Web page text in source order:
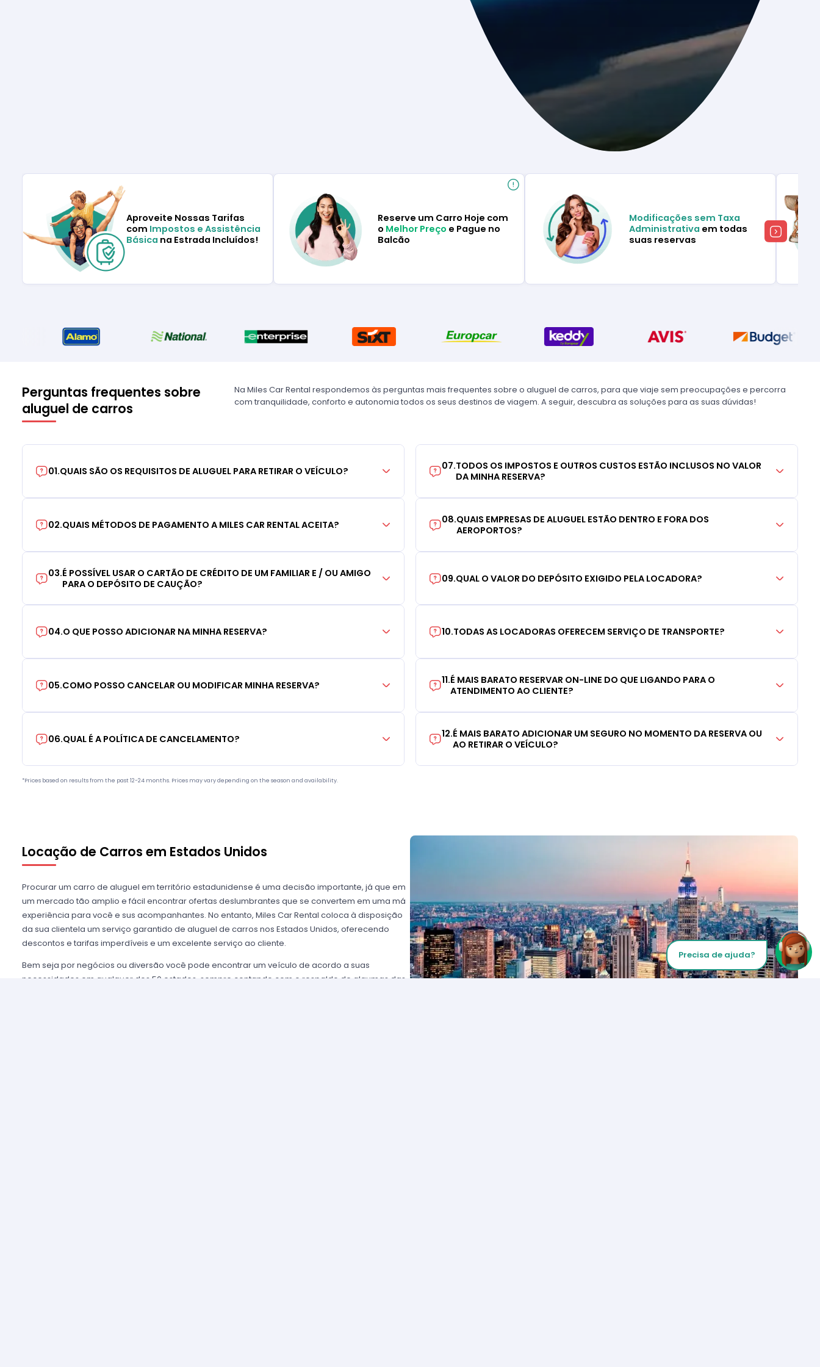
Aproveite Nossas Tarifas
com Impostos e Assistência
Básica na Estrada Incluídos!
Reserve um Carro Hoje com
o Melhor Preço e Pague no
Balcão
Modificações sem Taxa
Administrativa em todas
suas reservas
Perguntas frequentes sobre
aluguel de carros
Na Miles Car Rental respondemos às perguntas mais frequentes sobre o aluguel de carros, para que viaje sem preocupações e percorra
com tranquilidade, conforto e autonomia todos os seus destinos de viagem. A seguir, descubra as soluções para as suas dúvidas!
01.QUAIS SÃO OS REQUISITOS DE ALUGUEL PARA RETIRAR O VEÍCULO?
02.QUAIS MÉTODOS DE PAGAMENTO A MILES CAR RENTAL ACEITA?
03.É POSSÍVEL USAR O CARTÃO DE CRÉDITO DE UM FAMILIAR E / OU AMIGO
PARA O DEPÓSITO DE CAUÇÃO?
04.O QUE POSSO ADICIONAR NA MINHA RESERVA?
05.COMO POSSO CANCELAR OU MODIFICAR MINHA RESERVA?
06.QUAL É A POLÍTICA DE CANCELAMENTO?
07.TODOS OS IMPOSTOS E OUTROS CUSTOS ESTÃO INCLUSOS NO VALOR
DA MINHA RESERVA?
08.QUAIS EMPRESAS DE ALUGUEL ESTÃO DENTRO E FORA DOS
AEROPORTOS?
09.QUAL O VALOR DO DEPÓSITO EXIGIDO PELA LOCADORA?
10.TODAS AS LOCADORAS OFERECEM SERVIÇO DE TRANSPORTE?
11.É MAIS BARATO RESERVAR ON-LINE DO QUE LIGANDO PARA O
ATENDIMENTO AO CLIENTE?
12.É MAIS BARATO ADICIONAR UM SEGURO NO MOMENTO DA RESERVA OU
AO RETIRAR O VEÍCULO?
*Prices based on results from the past 12-24 months. Prices may vary depending on the season and availability.
Precisa de ajuda?
Locação de Carros em Estados Unidos
Procurar um carro de aluguel em território estadunidense é uma decisão importante, já que em
um mercado tão amplio e fácil encontrar ofertas deslumbrantes que se convertem em uma má
experiência para você e sus acompanhantes. No entanto, Miles Car Rental coloca à disposição
da sua clientela um serviço garantido de aluguel de carros nos Estados Unidos, oferecendo
descontos e tarifas imperdíveis e um excelente serviço ao cliente.
Bem seja por negócios ou diversão você pode encontrar um veículo de acordo a suas
necessidades em qualquer dos 50 estados, sempre contando com o respaldo de algumas das